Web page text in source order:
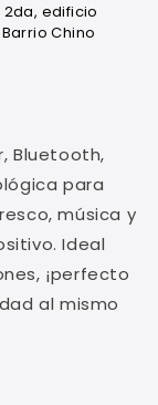
edificio
Chino
Bluetooth,
para
música y
Ideal
¡perfecto
al mismo